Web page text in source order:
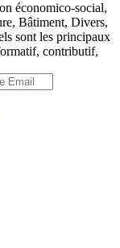
économico-social,
Bâtiment, Divers,
sont les principaux
contributif,